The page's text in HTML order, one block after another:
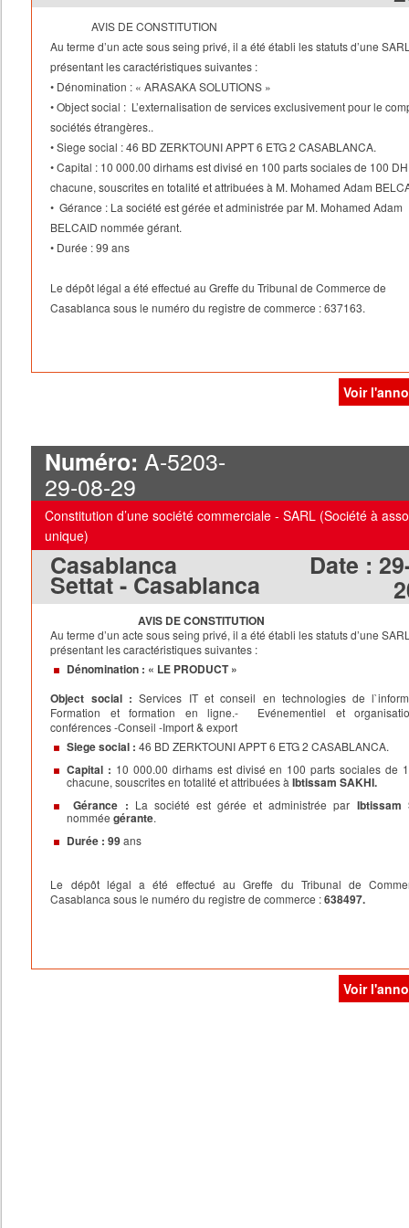
AVIS DE CONSTITUTION
Au terme d’un acte sous seing privé, il a été établi les statuts d’une
présentant les caractéristiques suivantes :
• Dénomination : « ARASAKA SOLUTIONS »
•Object social : L’externalisation de services exclusivement pour le
sociétés étrangères..
•Siege social : 46 BD ZERKTOUNI APPT 6 ETG 2 CASABLANCA.
•Capital : 10 000.00 dirhams est divisé en 100 parts sociales de 100 DH
chacune, souscrites en totalité et attribuées à M. Mohamed Adam
• Gérance : La société est gérée et administrée par M. Mohamed Adam
BELCAID nommée gérant.
• Durée : 99 ans
Le dépôt légal a été effectué au Greffe du Tribunal de Commerce de
Casablanca sous le numéro du registre de commerce : 637163.
Voir
Numéro: A-5203-
29-08-29
Constitution d’une société commerciale - SARL (Société à
unique)
Casablanca
Settat - Casablanca
Date :
AVIS DE CONSTITUTION
Au terme d’un acte sous seing privé, il a été établi les statuts d’une
présentant les caractéristiques suivantes :
Dénomination : « LE PRODUCT»
Object social : Services IT et conseil en technologies de
Formation et formation en ligne.- Evénementiel et
conférences -Conseil -Import & export
Siege social :46 BD ZERKTOUNI APPT 6 ETG 2 CASABLANCA.
Capital : 10 000.00 dirhams est divisé en 100 parts sociales de
chacune, souscrites en totalité et attribuées àIbtissam SAKHI.
Gérance : La société est gérée et administrée par Ibtissam
nomméegérante.
Durée : 99ans
Le dépôt légal a été effectué au Greffe du Tribunal de
Casablanca sous le numéro du registre de commerce :638497.
Voir